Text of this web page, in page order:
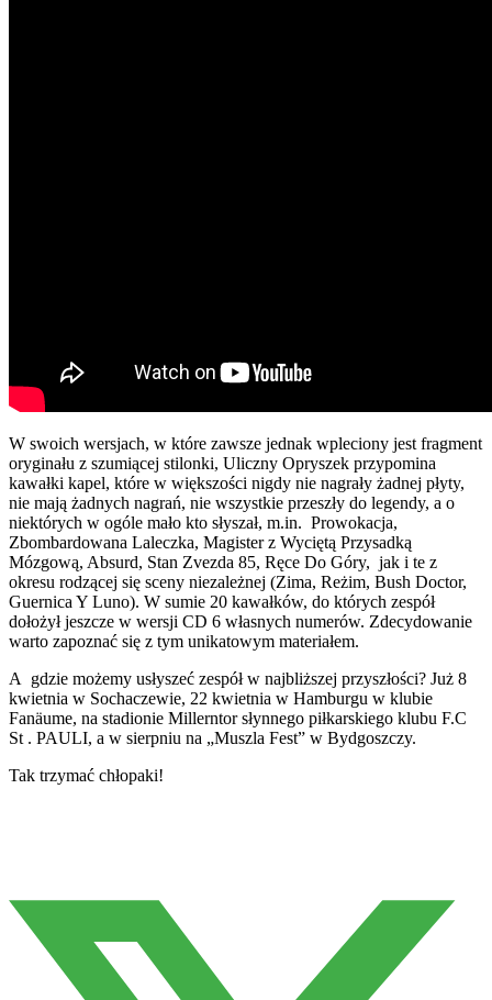
W swoich wersjach, w które zawsze jednak wpleciony jest fragment
oryginału z szumiącej stilonki, Uliczny Opryszek przypomina
kawałki kapel, które w większości nigdy nie nagrały żadnej płyty,
nie mają żadnych nagrań, nie wszystkie przeszły do legendy, a o
niektórych w ogóle mało kto słyszał, m.in. Prowokacja,
Zbombardowana Laleczka, Magister z Wyciętą Przysadką
Mózgową, Absurd, Stan Zvezda 85, Ręce Do Góry, jak i te z
okresu rodzącej się sceny niezależnej (Zima, Reżim, Bush Doctor,
Guernica Y Luno). W sumie 20 kawałków, do których zespół
dołożył jeszcze w wersji CD 6 własnych numerów. Zdecydowanie
warto zapoznać się z tym unikatowym materiałem.
A gdzie możemy usłyszeć zespół w najbliższej przyszłości? Już 8
kwietnia w Sochaczewie, 22 kwietnia w Hamburgu w klubie
Fanäume, na stadionie Millerntor słynnego piłkarskiego klubu F.C
St . PAULI, a w sierpniu na „Muszla Fest” w Bydgoszczy.
Tak trzymać chłopaki!